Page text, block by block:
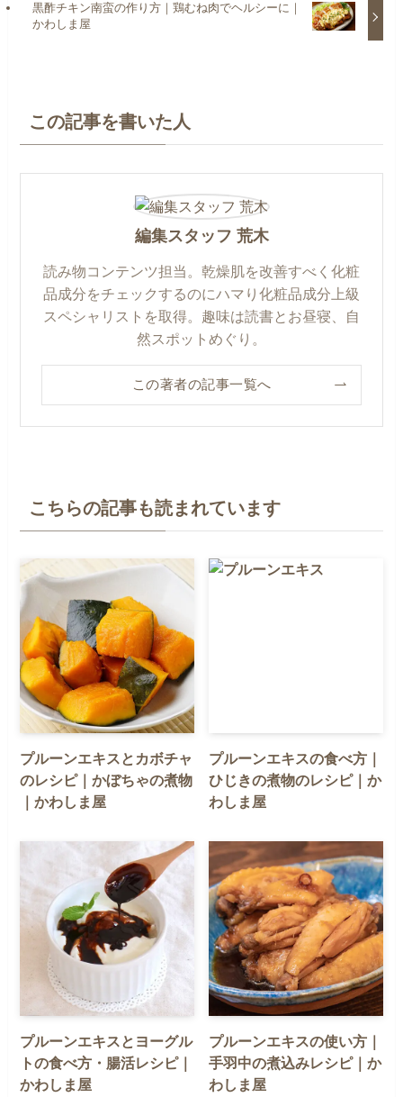
黒酢チキン南蛮の作り方｜鶏むね肉でヘルシーに｜
かわしま屋
この記事を書いた人
編集スタッフ 荒木
読み物コンテンツ担当。乾燥肌を改善すべく化粧
品成分をチェックするのにハマり化粧品成分上級
スペシャリストを取得。趣味は読書とお昼寝、自
然スポットめぐり。
この著者の記事一覧へ
こちらの記事も読まれています
プルーンエキスとカボチャ
のレシピ｜かぼちゃの煮物
｜かわしま屋
プルーンエキスの食べ方｜
ひじきの煮物のレシピ｜か
わしま屋
プルーンエキスとヨーグル
トの食べ方・腸活レシピ｜
かわしま屋
プルーンエキスの使い方｜
手羽中の煮込みレシピ｜か
わしま屋